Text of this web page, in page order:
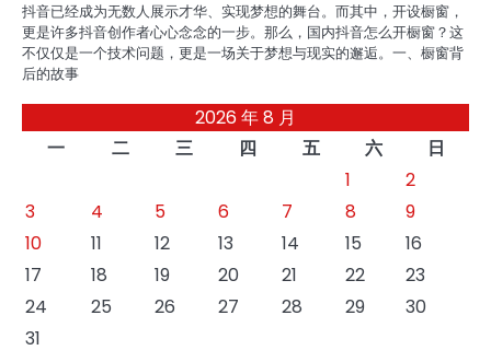
抖音已经成为无数人展示才华、实现梦想的舞台。而其中，开设橱窗，
更是许多抖音创作者心心念念的一步。那么，国内抖音怎么开橱窗？这
不仅仅是一个技术问题，更是一场关于梦想与现实的邂逅。一、橱窗背
后的故事
2026 年 8 月
一
二 三 四 五 六
日
1
2
3
4 5 6 7 8
9
10
11 12 13 14 15
16
17
18 19 20 21 22
23
24
25 26 27 28 29
30
31